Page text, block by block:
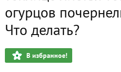
огурцов
Что делать?
В избранное!